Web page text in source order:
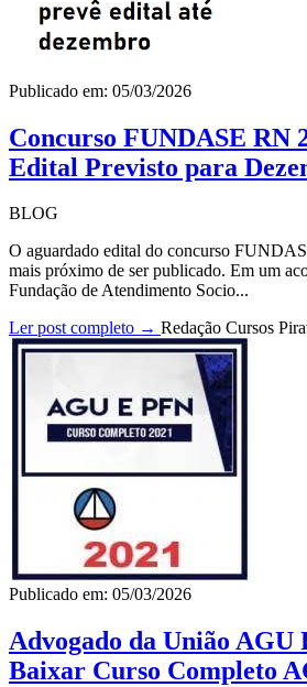
Publicado em: 05/03/2026
Concurso FUNDASE RN
Edital Previsto para
BLOG
O aguardado edital do concurso
mais próximo de ser publicado. Em um
Fundação de Atendimento Socio...
Ler post completo → Redação Cursos
Publicado em: 05/03/2026
Advogado da União AGU
Baixar Curso Completo